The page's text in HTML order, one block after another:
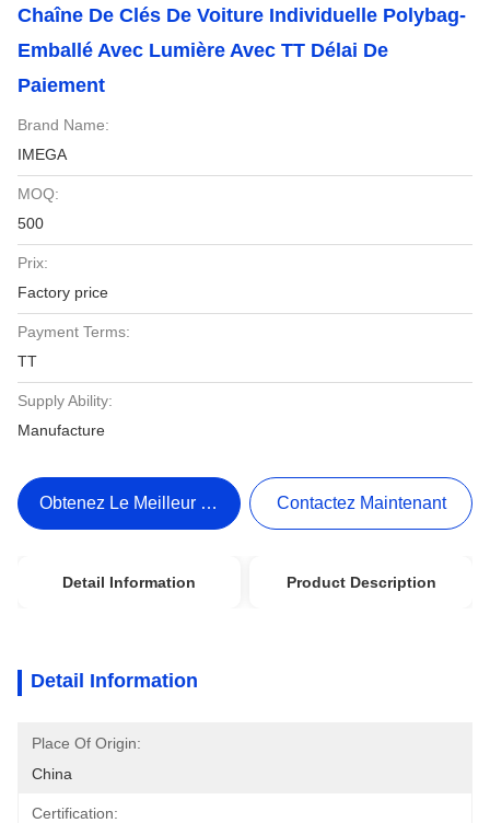
Chaîne De Clés De Voiture Individuelle Polybag-
Emballé Avec Lumière Avec TT Délai De
Paiement
Brand Name:
IMEGA
MOQ:
500
Prix:
Factory price
Payment Terms:
TT
Supply Ability:
Manufacture
Obtenez Le Meilleur Prix Contactez Maintenant
Detail Information Product Description
Detail Information
Place Of Origin:
China
Certification: